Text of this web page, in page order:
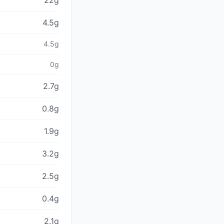
4.5g
4.5g
0g
2.7g
0.8g
1.9g
3.2g
2.5g
0.4g
2.1g